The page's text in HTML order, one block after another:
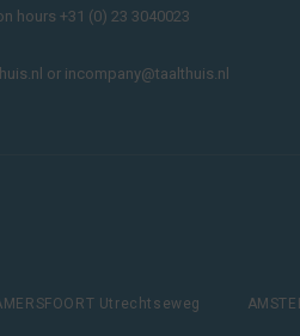
hours +31 (0) 23 3040023
or incompany@taalthuis.nl
Utrechtseweg